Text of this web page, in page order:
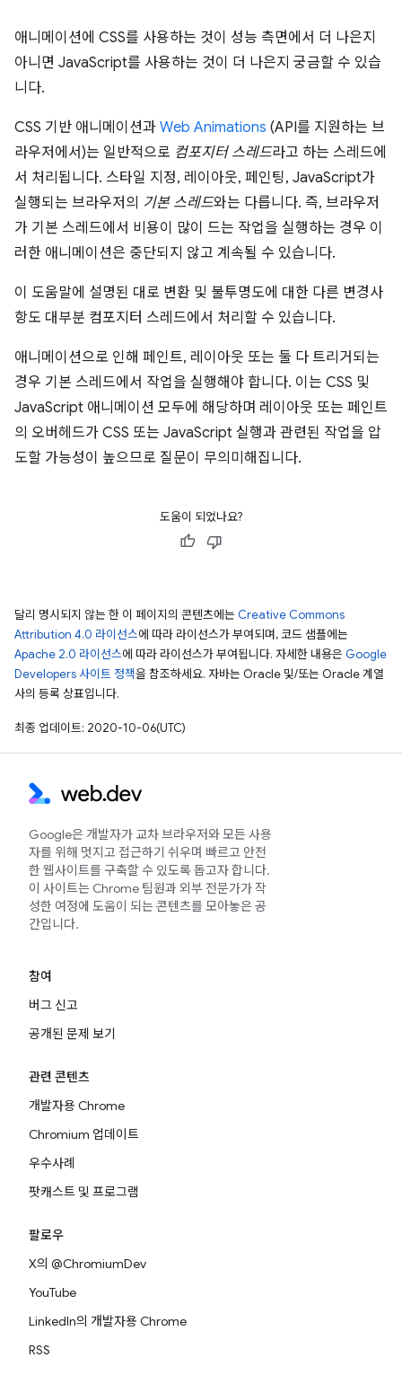
애니메이션에 CSS를 사용하는 것이 성능 측면에서 더 나은지
아니면 JavaScript를 사용하는 것이 더 나은지 궁금할 수 있습
니다.
CSS 기반 애니메이션과 Web Animations (API를 지원하는 브
라우저에서)는 일반적으로 컴포지터 스레드라고 하는 스레드에
서 처리됩니다. 스타일 지정, 레이아웃, 페인팅, JavaScript가
실행되는 브라우저의 기본 스레드와는 다릅니다. 즉, 브라우저
가 기본 스레드에서 비용이 많이 드는 작업을 실행하는 경우 이
러한 애니메이션은 중단되지 않고 계속될 수 있습니다.
이 도움말에 설명된 대로 변환 및 불투명도에 대한 다른 변경사
항도 대부분 컴포지터 스레드에서 처리할 수 있습니다.
애니메이션으로 인해 페인트, 레이아웃 또는 둘 다 트리거되는
경우 기본 스레드에서 작업을 실행해야 합니다. 이는 CSS 및
JavaScript 애니메이션 모두에 해당하며 레이아웃 또는 페인트
의 오버헤드가 CSS 또는 JavaScript 실행과 관련된 작업을 압
도할 가능성이 높으므로 질문이 무의미해집니다.
도움이 되었나요?
달리 명시되지 않는 한 이 페이지의 콘텐츠에는 Creative Commons
Attribution 4.0 라이선스에 따라 라이선스가 부여되며, 코드 샘플에는
Apache 2.0 라이선스에 따라 라이선스가 부여됩니다. 자세한 내용은 Google
Developers 사이트 정책을 참조하세요. 자바는 Oracle 및/또는 Oracle 계열
사의 등록 상표입니다.
최종 업데이트: 2020-10-06(UTC)
Google은 개발자가 교차 브라우저와 모든 사용
자를 위해 멋지고 접근하기 쉬우며 빠르고 안전
한 웹사이트를 구축할 수 있도록 돕고자 합니다.
이 사이트는 Chrome 팀원과 외부 전문가가 작
성한 여정에 도움이 되는 콘텐츠를 모아놓은 공
간입니다.
참여
버그 신고
공개된 문제 보기
관련 콘텐츠
개발자용 Chrome
Chromium 업데이트
우수사례
팟캐스트 및 프로그램
팔로우
X의 @ChromiumDev
YouTube
LinkedIn의 개발자용 Chrome
RSS